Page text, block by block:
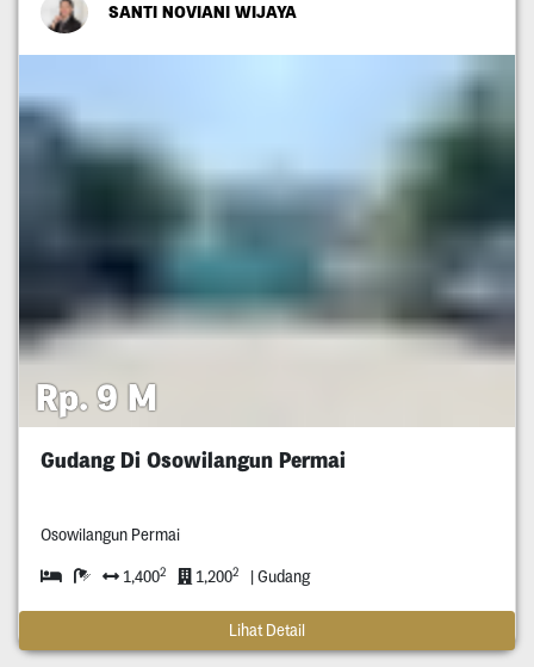
SANTI NOVIANI WIJAYA
Rp. 9 M
Gudang Di Osowilangun Permai
Osowilangun Permai
1,4002 1,2002 | Gudang
Lihat Detail